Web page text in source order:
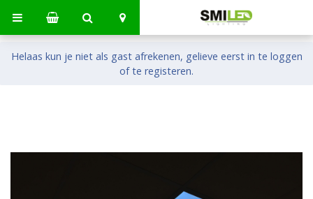
Helaas kun je niet als gast afrekenen, gelieve eerst in te loggen
of te registeren.